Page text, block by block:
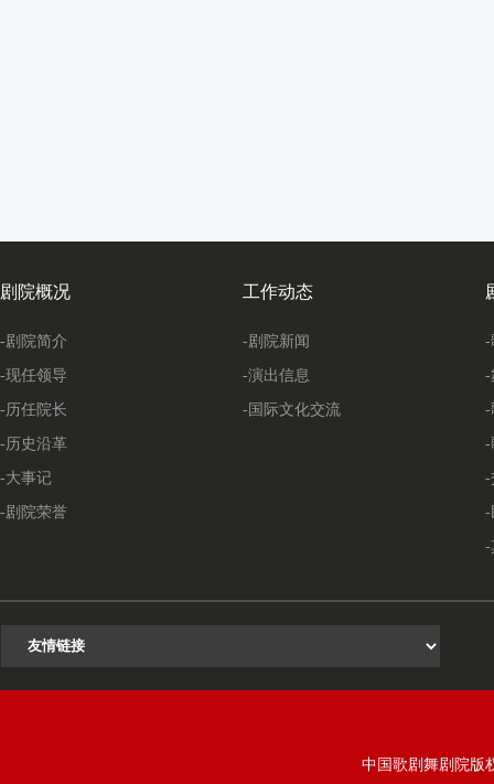
剧院概况
-剧院简介
-现任领导
-历任院长
-历史沿革
-大事记
-剧院荣誉
工作动态
-剧院新闻
-演出信息
-国际文化交流
-
-
-
-
-
-
-
中国歌剧舞剧院版